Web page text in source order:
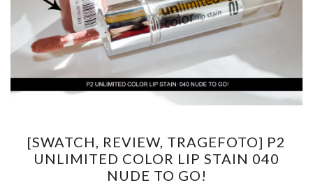
[SWATCH, REVIEW, TRAGEFOTO] P2
UNLIMITED COLOR LIP STAIN 040
NUDE TO GO!